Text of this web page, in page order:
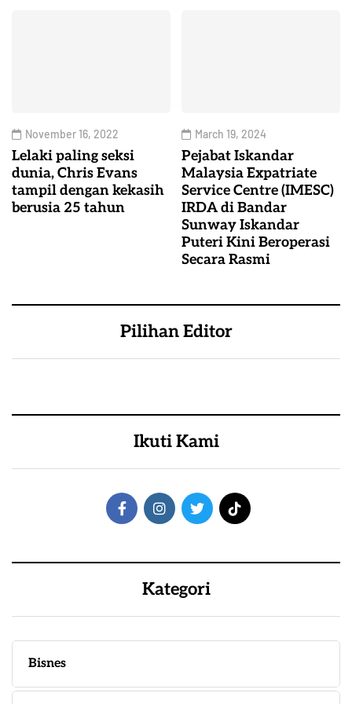
November 16, 2022
Lelaki paling seksi
dunia, Chris Evans
tampil dengan kekasih
berusia 25 tahun
March 19, 2024
Pejabat Iskandar
Malaysia Expatriate
Service Centre (IMESC)
IRDA di Bandar
Sunway Iskandar
Puteri Kini Beroperasi
Secara Rasmi
Pilihan Editor
Ikuti Kami
Kategori
Bisnes